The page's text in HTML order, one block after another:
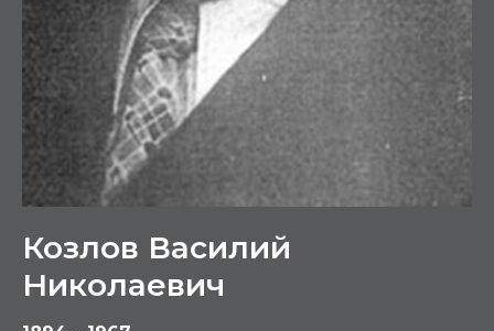
Козлов Василий
Николаевич